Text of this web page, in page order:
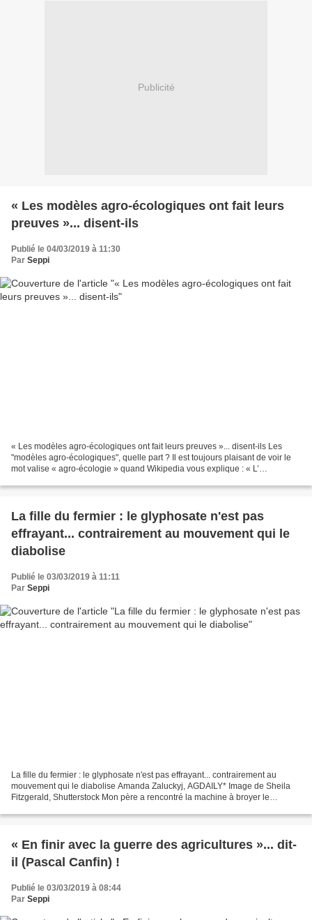
Publicité
« Les modèles agro-écologiques ont fait leurs
preuves »... disent-ils
Publié le 04/03/2019 à 11:30
Par Seppi
« Les modèles agro-écologiques ont fait leurs preuves »... disent-ils Les
"modèles agro-écologiques", quelle part ? Il est toujours plaisant de voir le
mot valise « agro-écologie » quand Wikipedia vous explique : « L’
La fille du fermier : le glyphosate n'est pas
effrayant... contrairement au mouvement qui le
diabolise
Publié le 03/03/2019 à 11:11
Par Seppi
La fille du fermier : le glyphosate n'est pas effrayant... contrairement au
mouvement qui le diabolise Amanda Zaluckyj, AGDAILY* Image de Sheila
Fitzgerald, Shutterstock Mon père a rencontré la machine à broyer le
« En finir avec la guerre des agricultures »... dit-
il (Pascal Canfin) !
Publié le 03/03/2019 à 08:44
Par Seppi